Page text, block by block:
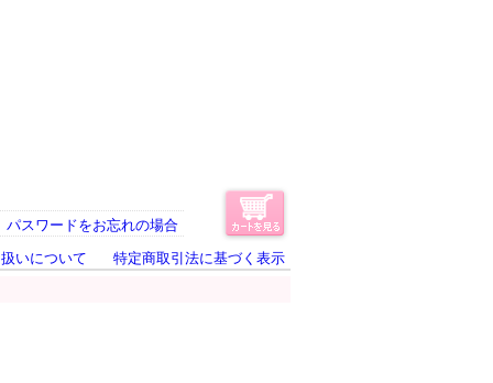
パスワードをお忘れの場合
いについて 特定商取引法に基づく表示